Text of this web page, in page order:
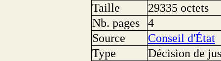
Taille
29335 octets
Nb. pages
4
Source
Conseil d'État
Type
Décision de